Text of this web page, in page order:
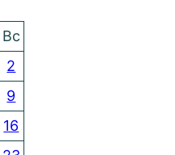
Вс
2
9
16